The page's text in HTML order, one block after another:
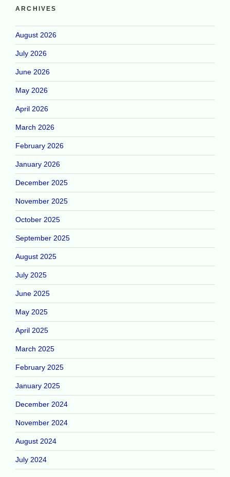
ARCHIVES
August 2026
July 2026
June 2026
May 2026
April 2026
March 2026
February 2026
January 2026
December 2025
November 2025
October 2025
September 2025
August 2025
July 2025
June 2025
May 2025
April 2025
March 2025
February 2025
January 2025
December 2024
November 2024
August 2024
July 2024